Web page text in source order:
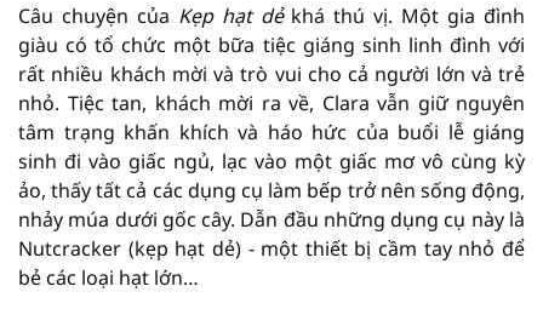
Câu chuyện của Kẹp hạt dẻkhá thú vị. Một gia đình
giàu có tổ chức một bữa tiệc giáng sinh linh đình với
rất nhiều khách mời và trò vui cho cả người lớn và trẻ
nhỏ. Tiệc tan, khách mời ra về, Clara vẫn giữ nguyên
tâm trạng khấn khích và háo hức của buổi lễ giáng
sinh đi vào giấc ngủ, lạc vào một giấc mơ vô cùng kỳ
ảo, thấy tất cả các dụng cụ làm bếp trở nên sống động,
nhảy múa dưới gốc cây. Dẫn đầu những dụng cụ này là
Nutcracker (kẹp hạt dẻ) - một thiết bị cầm tay nhỏ để
bẻ các loại hạt lớn…